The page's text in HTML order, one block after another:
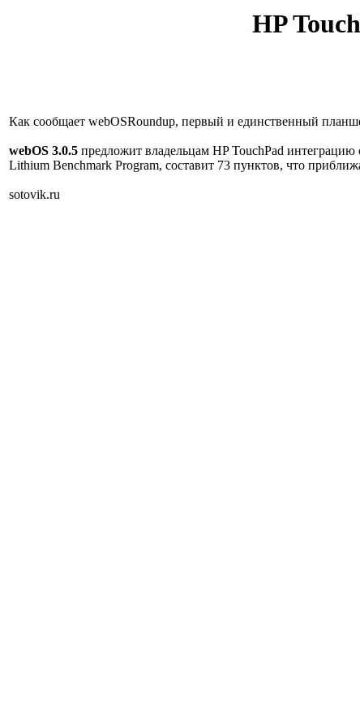
HP
Как сообщает webOSRoundup, первый и единственный
webOS 3.0.5 предложит владельцам HP TouchPad
Lithium Benchmark Program, составит 73 пунктов, что
sotovik.ru